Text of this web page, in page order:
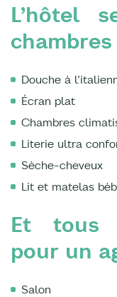
L’hôtel
Douche à
Écran plat
Chambres
Literie ultra
Sèche-cheveux
Lit et matelas
Et tous
pour un
Salon